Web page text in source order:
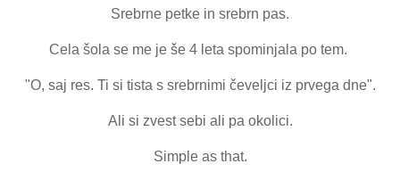
Srebrne petke in srebrn pas.
Cela šola se me je še 4 leta spominjala po tem.
"O, saj res. Ti si tista s srebrnimi čeveljci iz prvega dne".
Ali si zvest sebi ali pa okolici.
Simple as that.